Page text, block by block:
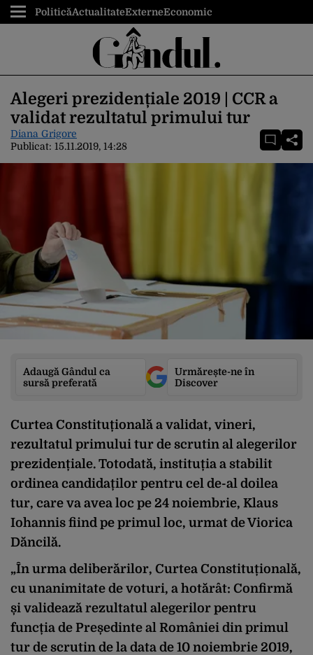
PoliticăActualitateExterneEconomic
Alegeri prezidențiale 2019 | CCR a
validat rezultatul primului tur
Diana Grigore
Publicat: 15.11.2019, 14:28
Adaugă Gândul ca
sursă preferată
Urmărește-ne în
Discover
Curtea Constituțională a validat, vineri,
rezultatul primului tur de scrutin al alegerilor
prezidențiale. Totodată, instituția a stabilit
ordinea candidaților pentru cel de-al doilea
tur, care va avea loc pe 24 noiembrie, Klaus
Iohannis fiind pe primul loc, urmat de Viorica
Dăncilă.
„În urma deliberărilor, Curtea Constituțională,
cu unanimitate de voturi, a hotărât: Confirmă
și validează rezultatul alegerilor pentru
funcția de Președinte al României din primul
tur de scrutin de la data de 10 noiembrie 2019,